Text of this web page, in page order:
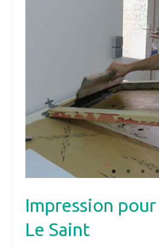
Impression
Le Saint